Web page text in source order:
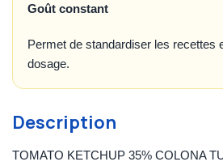
Goût constant
Permet de standardiser les recettes
dosage.
Description
TOMATO KETCHUP 35% COLONA